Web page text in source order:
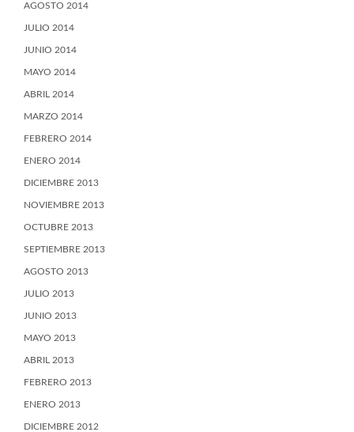
AGOSTO 2014
JULIO 2014
JUNIO 2014
MAYO 2014
ABRIL 2014
MARZO 2014
FEBRERO 2014
ENERO 2014
DICIEMBRE 2013
NOVIEMBRE 2013
OCTUBRE 2013
SEPTIEMBRE 2013
AGOSTO 2013
JULIO 2013
JUNIO 2013
MAYO 2013
ABRIL 2013
FEBRERO 2013
ENERO 2013
DICIEMBRE 2012